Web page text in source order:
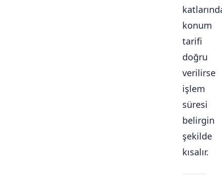
konum
tarifi
doğru
verilirse
işlem
süresi
belirgin
şekilde
kısalır.